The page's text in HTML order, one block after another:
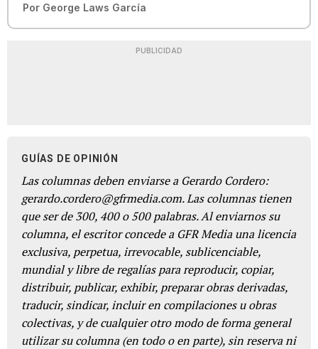
Por George Laws García
PUBLICIDAD
GUÍAS DE OPINIÓN
Las columnas deben enviarse a Gerardo Cordero:
gerardo.cordero@gfrmedia.com. Las columnas tienen
que ser de 300, 400 o 500 palabras. Al enviarnos su
columna, el escritor concede a GFR Media una licencia
exclusiva, perpetua, irrevocable, sublicenciable,
mundial y libre de regalías para reproducir, copiar,
distribuir, publicar, exhibir, preparar obras derivadas,
traducir, sindicar, incluir en compilaciones u obras
colectivas, y de cualquier otro modo de forma general
utilizar su columna (en todo o en parte), sin reserva ni